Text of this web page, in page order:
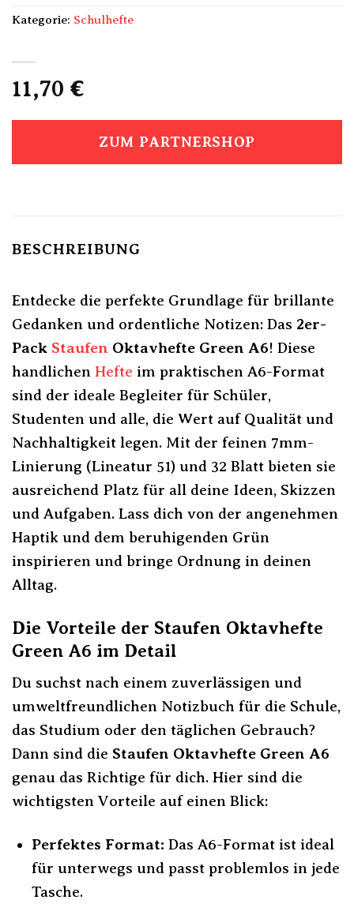
11,70 €
ZUM PARTNERSHOP
Kategorie: Schulhefte
BESCHREIBUNG
Entdecke die perfekte Grundlage für brillante
Gedanken und ordentliche Notizen: Das 2er-
Pack Staufen Oktavhefte Green A6! Diese
handlichen Hefte im praktischen A6-Format
sind der ideale Begleiter für Schüler,
Studenten und alle, die Wert auf Qualität und
Nachhaltigkeit legen. Mit der feinen 7mm-
Linierung (Lineatur 51) und 32 Blatt bieten sie
ausreichend Platz für all deine Ideen, Skizzen
und Aufgaben. Lass dich von der angenehmen
Haptik und dem beruhigenden Grün
inspirieren und bringe Ordnung in deinen
Alltag.
Die Vorteile der Staufen Oktavhefte
Green A6 im Detail
Du suchst nach einem zuverlässigen und
umweltfreundlichen Notizbuch für die Schule,
das Studium oder den täglichen Gebrauch?
Dann sind die Staufen Oktavhefte Green A6
genau das Richtige für dich. Hier sind die
wichtigsten Vorteile auf einen Blick:
Perfektes Format: Das A6-Format ist ideal
für unterwegs und passt problemlos in jede
Tasche.